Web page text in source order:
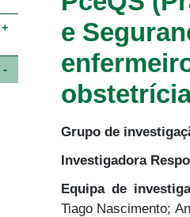
e
Grupo de
Investigadora
Equipa de
Tiago Nascimento;